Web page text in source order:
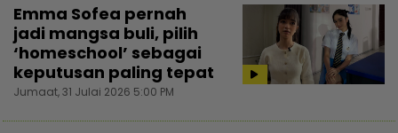
Emma Sofea pernah
jadi mangsa buli, pilih
‘homeschool’ sebagai
keputusan paling tepat
Jumaat, 31 Julai 2026 5:00 PM